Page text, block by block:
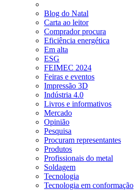
Blog do Natal
Carta ao leitor
Comprador procura
Eficiência energética
Em alta
ESG
FEIMEC 2024
Feiras e eventos
Impressão 3D
Indústria 4.0
Livros e informativos
Mercado
Opinião
Pesquisa
Procuram representantes
Produtos
Profissionais do metal
Soldagem
Tecnologia
Tecnologia em conformação